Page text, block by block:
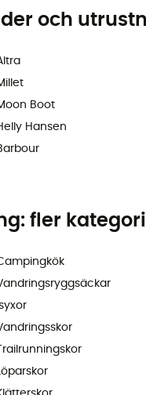
och
Boot
Hansen
fler
Trailrunningskor